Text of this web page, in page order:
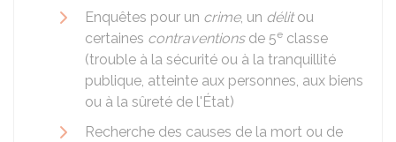
Enquêtes pour un crime, un délitou
certaines contraventionsde 5e classe
(trouble à la sécurité ou à la tranquillité
publique, atteinte aux personnes, aux biens
ou à la sûreté de l'État)
Recherche des causes de la mort ou de